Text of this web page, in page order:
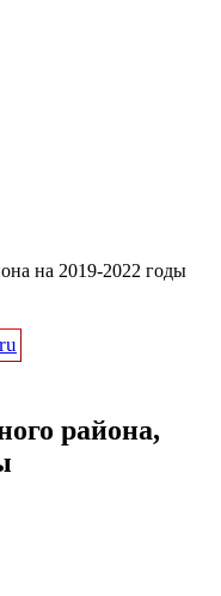
на 2019-2022 годы
района,